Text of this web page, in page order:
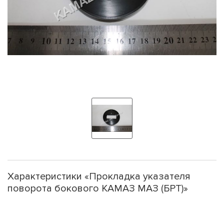
Характеристики «Прокладка указателя
поворота бокового КАМАЗ МАЗ (БРТ)»